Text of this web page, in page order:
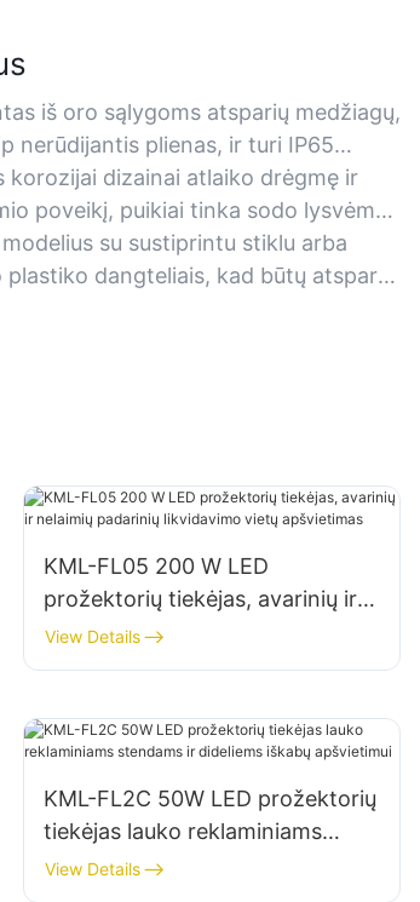
iš oro sąlygoms atsparių medžiagų,
nerūdijantis plienas, ir turi IP65
vandeniui įvertinimą, užtikrinantį
lietuje, sniege ar dideliame
korozijai dizainai atlaiko drėgmę ir
poveikį, puikiai tinka sodo lysvėms,
ar pakrantės aplinkai.
su sustiprintu stiklu arba
dangteliais, kad būtų atsparūs
KML-FL05 200 W LED
prožektorių tiekėjas, avarinių ir
nelaimių padarinių likvidavimo
vietų apšvietimas
View Details
KML-FL2C 50W LED prožektorių
tiekėjas lauko reklaminiams
stendams ir dideliems iškabų
apšvietimui
View Details